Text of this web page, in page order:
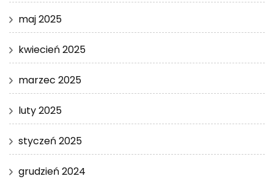
maj 2025
kwiecień 2025
marzec 2025
luty 2025
styczeń 2025
grudzień 2024